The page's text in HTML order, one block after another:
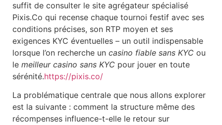
suffit de consulter le site agrégateur spécialisé
Pixis.Co qui recense chaque tournoi festif avec ses
conditions précises, son RTP moyen et ses
exigences KYC éventuelles – un outil indispensable
lorsque l’on recherche un casino fiable sans KYC ou
le meilleur casino sans KYC pour jouer en toute
sérénité.https://pixis.co/
La problématique centrale que nous allons explorer
est la suivante : comment la structure même des
récompenses influence-t-elle le retour sur